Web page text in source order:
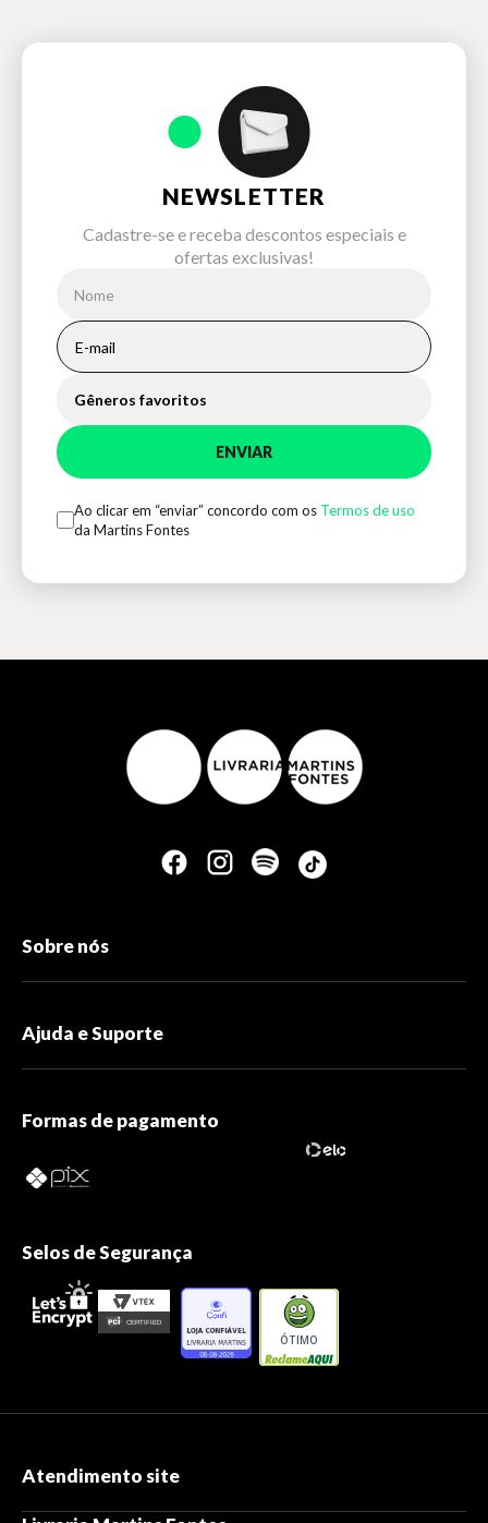
NEWSLETTER
Cadastre-se e receba descontos especiais e
ofertas exclusivas!
Gêneros favoritos
ENVIAR
Ao clicar em “enviar” concordo com os Termos de uso
da Martins Fontes
Sobre nós
Ajuda e Suporte
Formas de pagamento
Selos de Segurança
ÓTIMO
Atendimento site